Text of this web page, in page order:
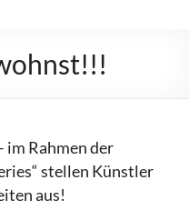
im Rahmen der
stellen Künstler
aus!